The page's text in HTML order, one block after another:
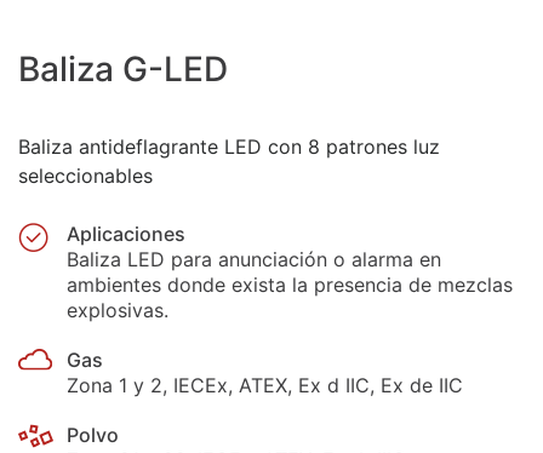
Baliza G-LED
Baliza antideflagrante LED con 8 patrones luz
seleccionables
Aplicaciones
Baliza LED para anunciación o alarma en
ambientes donde exista la presencia de mezclas
explosivas.
Gas
Zona 1 y 2, IECEx, ATEX, Ex d IIC, Ex de IIC
Polvo